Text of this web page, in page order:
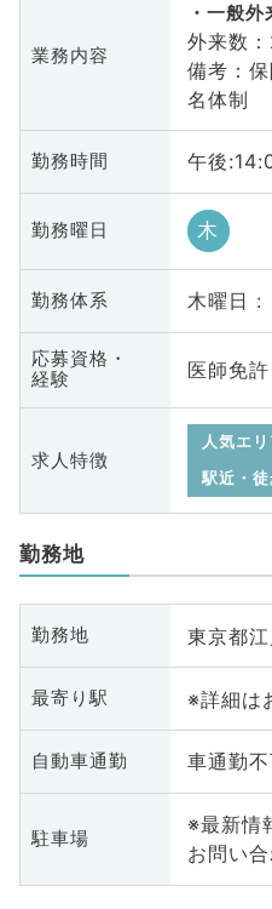
業務内容
一般外
外来数
備考：
名体制
勤務時間 午後
勤務曜日 木
勤務体系 木曜日 :
応募資格・
経験
医師免
求人特徴
人気エリ
駅近・
勤務地
勤務地 東京都
最寄り駅 ※詳細は
自動車通勤 車通勤
駐車場
※最新情
お問い